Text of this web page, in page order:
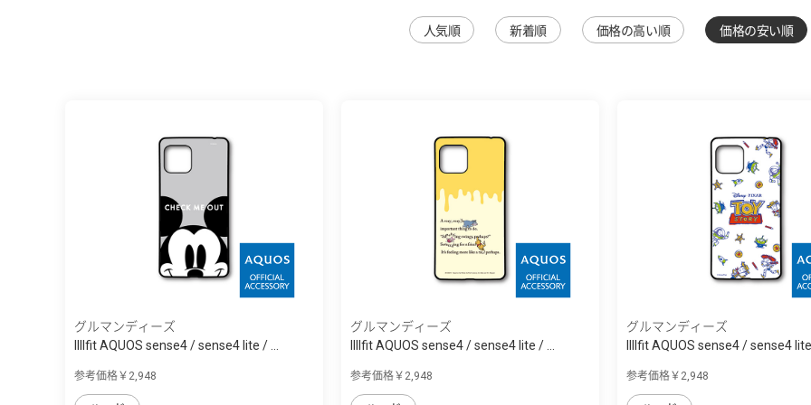
人気順 新着順 価格の高い順 価格の安い順
グルマンディーズ
IIIIfit AQUOS sense4 / sense4 lite / ...
参考価格￥2,948
グルマンディーズ
IIIIfit AQUOS sense4 / sense4 lite / ...
参考価格￥2,948
グルマンディーズ
IIIIfit AQUOS sense4 / sense4
参考価格￥2,948